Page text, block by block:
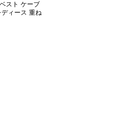
スト ケーブ
ディース 重ね